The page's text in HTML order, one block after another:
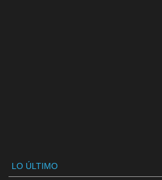
LO ÚLTIMO